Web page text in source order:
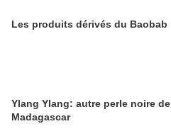
Les produits dérivés du Baobab
Ylang Ylang: autre perle noire de
Madagascar